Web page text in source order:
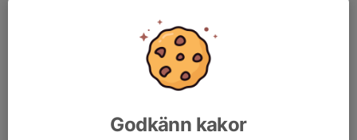
Planskiss 2026 fältet kopiera.pdf
Godkänn kakor